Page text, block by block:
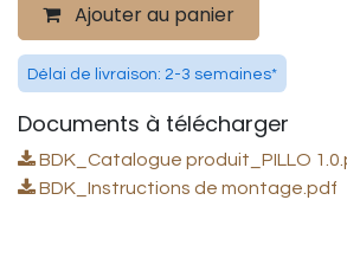
Ajouter au panier
Délai de livraison: 2-3 semaines*
Documents à télécharger
BDK_Catalogue produit_PILLO
BDK_Instructions de montage.pdf